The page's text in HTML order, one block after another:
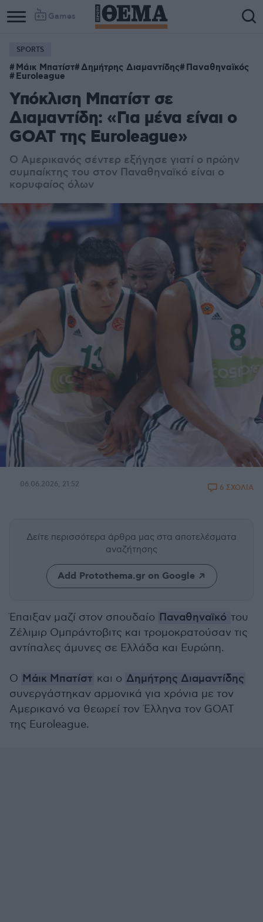
Games
SPORTS
Μάικ Μπατίστ Δημήτρης Διαμαντίδης Παναθηναϊκός
Euroleague
Υπόκλιση Μπατίστ σε
Διαμαντίδη: «Για μένα είναι ο
GOAT της Euroleague»
Ο Αμερικανός σέντερ εξήγησε γιατί ο πρώην
συμπαίκτης του στον Παναθηναϊκό είναι ο
κορυφαίος όλων
06.06.2026, 21:52 6 ΣΧΟΛΙΑ
Δείτε περισσότερα άρθρα μας στα αποτελέσματα
αναζήτησης
Add Protothema.gr on Google
Έπαιξαν μαζί στον σπουδαίο Παναθηναϊκό του
Ζέλιμιρ Ομπράντοβιτς και τρομοκρατούσαν τις
αντίπαλες άμυνες σε Ελλάδα και Ευρώπη.
Ο Μάικ Μπατίστ και ο Δημήτρης Διαμαντίδης
συνεργάστηκαν αρμονικά για χρόνια με τον
Αμερικανό να θεωρεί τον Έλληνα τον GOAT
της Euroleague.